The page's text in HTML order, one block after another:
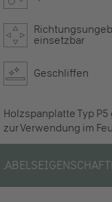
einsetzbar
Geschliffen
Holzspanplatte Typ P5
zur Verwendung im
LABELS